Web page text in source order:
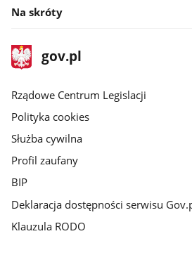
Na skróty
stopka
gov.plStrona
gov.pl
Rządowe Centrum Legislacji
Polityka cookies
Służba cywilna
Profil zaufany
BIP
Deklaracja dostępności serwisu
Klauzula RODO